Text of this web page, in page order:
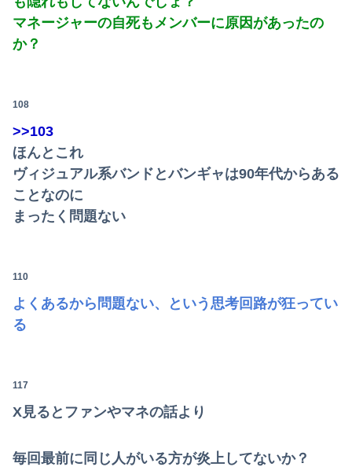
マネージャーの自死もメンバーに原因があったの
か？
108
>>103
ほんとこれ
ヴィジュアル系バンドとバンギャは90年代からある
ことなのに
まったく問題ない
110
よくあるから問題ない、という思考回路が狂ってい
る
117
X見るとファンやマネの話より
毎回最前に同じ人がいる方が炎上してないか？